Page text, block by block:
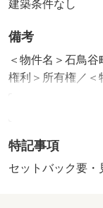
建築条件なし
備考
＜物件名＞石鳥
権利＞所有権／
した６４０坪超
０坪以上・前道
法令等制限：景観
特記事項
セットバック要・